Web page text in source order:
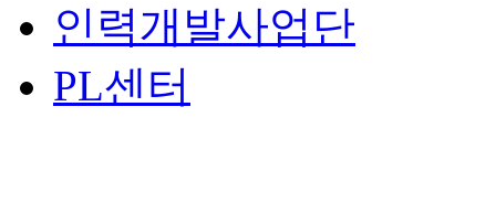
인력개발사업단
PL센터